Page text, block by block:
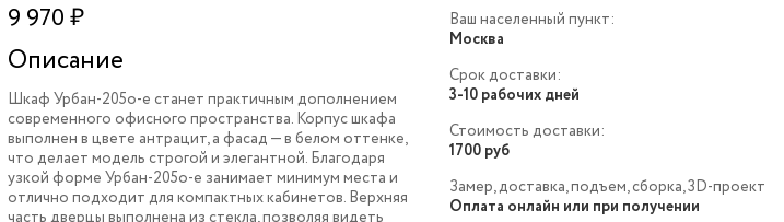
9 970 ₽
Описание
Шкаф Урбан-205o-e станет практичным дополнением
современного офисного пространства. Корпус шкафа
выполнен в цвете антрацит, а фасад — в белом оттенке,
что делает модель строгой и элегантной. Благодаря
узкой форме Урбан-205o-e занимает минимум места и
отлично подходит для компактных кабинетов. Верхняя
часть дверцы выполнена из стекла, позволяя видеть
Ваш населенный пункт:
Москва
Срок доставки:
3-10 рабочих дней
Стоимость доставки:
1700 руб
Замер, доставка, подъем, сборка, 3D-проект
Оплата онлайн или при получении